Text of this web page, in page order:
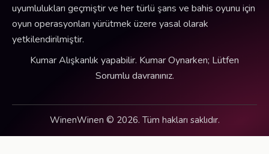
uyumlulukları geçmiştir ve her türlü şans ve bahis oyunu için
oyun operasyonları yürütmek üzere yasal olarak
yetkilendirilmiştir.
Kumar Alışkanlık yapabilir. Kumar Oynarken; Lütfen
Sorumlu davranınız.
WinenWinen © 2026. Tüm hakları saklıdır.